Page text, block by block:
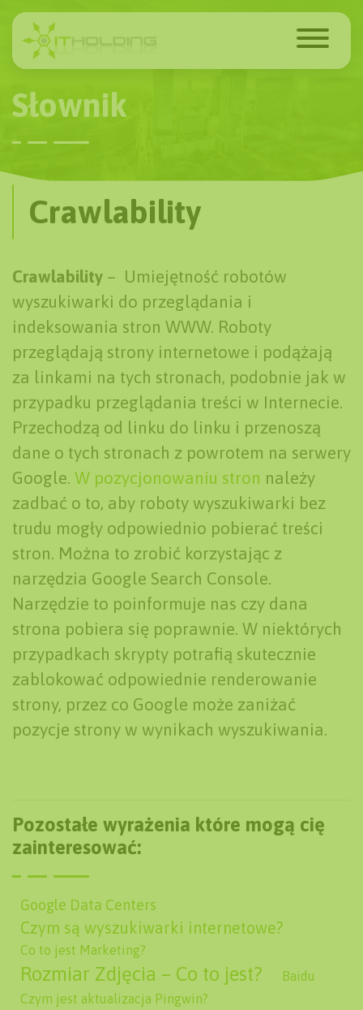
Słownik
Crawlability
Crawlability – Umiejętność robotów
wyszukiwarki do przeglądania i
indeksowania stron WWW. Roboty
przeglądają strony internetowe i podążają
za linkami na tych stronach, podobnie jak w
przypadku przeglądania treści w Internecie.
Przechodzą od linku do linku i przenoszą
dane o tych stronach z powrotem na serwery
Google. W pozycjonowaniu stron należy
zadbać o to, aby roboty wyszukiwarki bez
trudu mogły odpowiednio pobierać treści
stron. Można to zrobić korzystając z
narzędzia Google Search Console.
Narzędzie to poinformuje nas czy dana
strona pobiera się poprawnie. W niektórych
przypadkach skrypty potrafią skutecznie
zablokować odpowiednie renderowanie
strony, przez co Google może zaniżać
pozycje strony w wynikach wyszukiwania.
Pozostałe wyrażenia które mogą cię
zainteresować:
Google Data Centers
Czym są wyszukiwarki internetowe?
Co to jest Marketing?
Rozmiar Zdjęcia – Co to jest?
Baidu
Czym jest aktualizacja Pingwin?